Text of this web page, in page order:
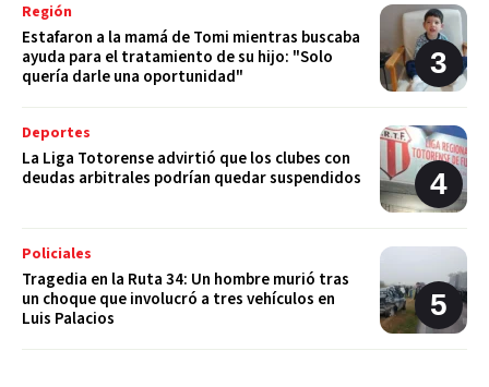
Región
Estafaron a la mamá de Tomi mientras buscaba
ayuda para el tratamiento de su hijo: "Solo
quería darle una oportunidad"
Deportes
La Liga Totorense advirtió que los clubes con
deudas arbitrales podrían quedar suspendidos
Policiales
Tragedia en la Ruta 34: Un hombre murió tras
un choque que involucró a tres vehículos en
Luis Palacios